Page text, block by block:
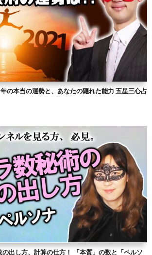
の本当の運勢と、あなたの隠れた能力 五星三心占
出し方、計算の仕方！ 「本質」の数と「ペルソ